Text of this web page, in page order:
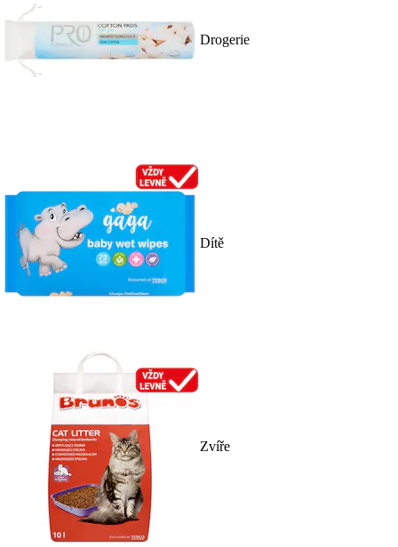
Drogerie
Dítě
Zvíře